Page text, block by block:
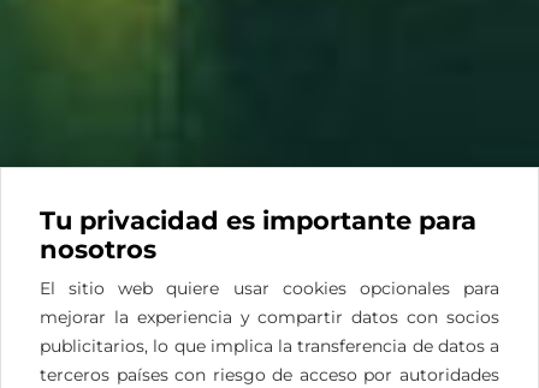
Tu privacidad es importante para
nosotros
El sitio web quiere usar cookies opcionales para
mejorar la experiencia y compartir datos con socios
publicitarios, lo que implica la transferencia de datos a
terceros países con riesgo de acceso por autoridades
INICIO
POLÍTICA DE COOKIES
POLÍTICA DE PRIVACIDAD